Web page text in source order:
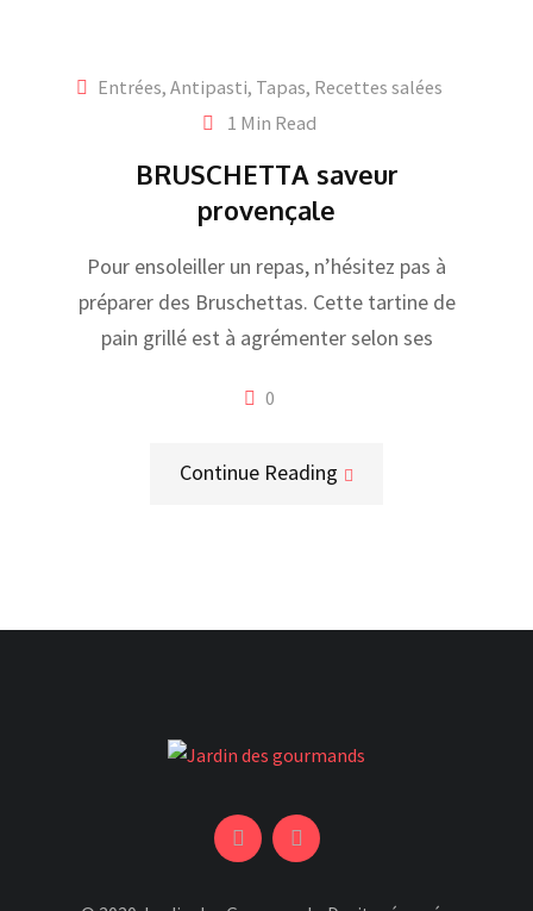
Entrées, Antipasti, Tapas, Recettes salées
1 Min Read
BRUSCHETTA saveur
provençale
Pour ensoleiller un repas, n’hésitez pas à
préparer des Bruschettas. Cette tartine de
pain grillé est à agrémenter selon ses
0
Continue Reading